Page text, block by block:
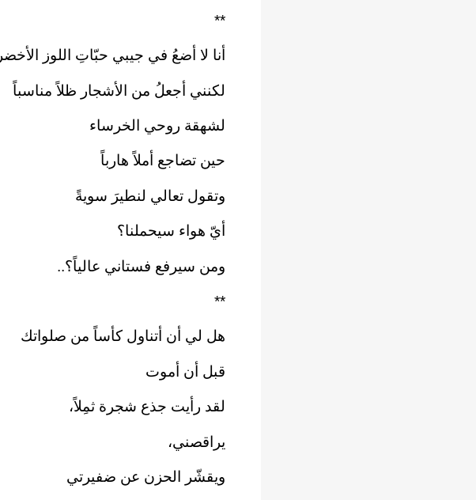
**‏
أنا لا أضعُ في جيبي حبّاتِ اللوز الأخضر‏
لكنني أجعلُ من الأشجار ظلاً مناسباً‏
لشهقة روحي الخرساء‏
حين تضاجع أملاً هارباً‏
وتقول تعالي لنطيرَ سويةً‏
أيّ هواء سيحملنا؟‏
ومن سيرفع فستاني عالياً؟..‏
**‏
هل لي أن أتناول كأساً من صلواتك‏
قبل أن أموت‏
لقد رأيت جذع شجرة ثمِلاً،‏
يراقصني،‏
ويقشّر الحزن عن ضفيرتي‏